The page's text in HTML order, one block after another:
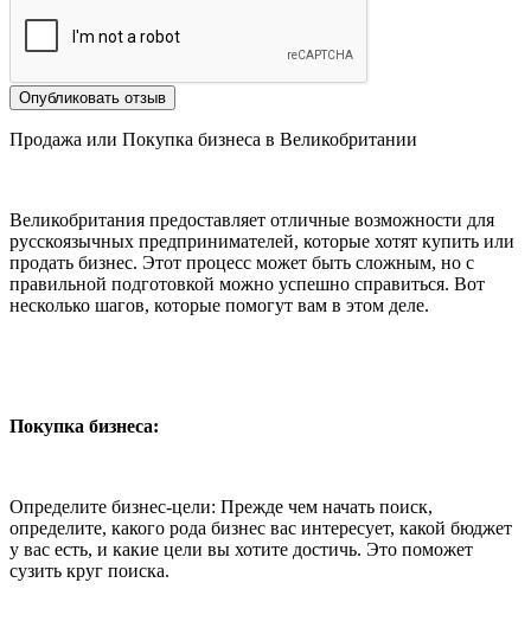
Опубликовать отзыв
Продажа или Покупка бизнеса в Великобритании
Великобритания предоставляет отличные возможности для
русскоязычных предпринимателей, которые хотят купить или
продать бизнес. Этот процесс может быть сложным, но с
правильной подготовкой можно успешно справиться. Вот
несколько шагов, которые помогут вам в этом деле.
Покупка бизнеса:
Определите бизнес-цели: Прежде чем начать поиск,
определите, какого рода бизнес вас интересует, какой бюджет
у вас есть, и какие цели вы хотите достичь. Это поможет
сузить круг поиска.